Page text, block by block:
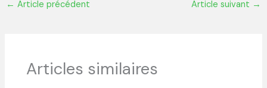
← Article précédent Article suivant →
Articles similaires